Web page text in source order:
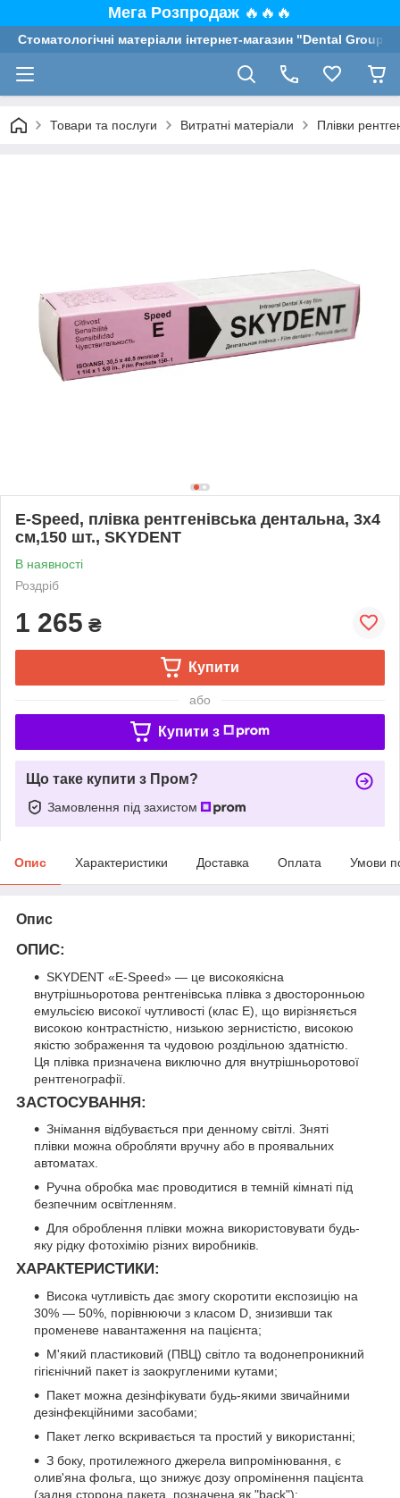
Мега Розпродаж 🔥🔥🔥
Стоматологічні матеріали інтернет-магазин "Dental Group"
Товари та послуги Витратні матеріали Плівки
Е-Speed, плівка рентгенівська дентальна, 3x4
см,150 шт., SKYDENT
В наявності
Роздріб
1 265 ₴
Купити
або
Купити з
Що таке купити з Пром?
Замовлення під захистом
Опис Характеристики Доставка Оплата Умови
Опис
ОПИС:
SKYDENT «E-Speed» — це високоякісна
внутрішньоротова рентгенівська плівка з двосторонньою
емульсією високої чутливості (клас E), що вирізняється
високою контрастністю, низькою зернистістю, високою
якістю зображення та чудовою роздільною здатністю.
Ця плівка призначена виключно для внутрішньоротової
рентгенографії.
ЗАСТОСУВАННЯ:
Знімання відбувається при денному світлі. Зняті
плівки можна обробляти вручну або в проявальних
автоматах.
Ручна обробка має проводитися в темній кімнаті під
безпечним освітленням.
Для оброблення плівки можна використовувати будь-
яку рідку фотохімію різних виробників.
ХАРАКТЕРИСТИКИ:
Висока чутливість дає змогу скоротити експозицію на
30% — 50%, порівнюючи з класом D, знизивши так
променеве навантаження на пацієнта;
М'який пластиковий (ПВЦ) світло та водонепроникний
гігієнічний пакет із заокругленими кутами;
Пакет можна дезінфікувати будь-якими звичайними
дезінфекційними засобами;
Пакет легко вскривається та простий у використанні;
З боку, протилежного джерела випромінювання, є
олив'яна фольга, що знижує дозу опромінення пацієнта
(задня сторона пакета, позначена як "back");